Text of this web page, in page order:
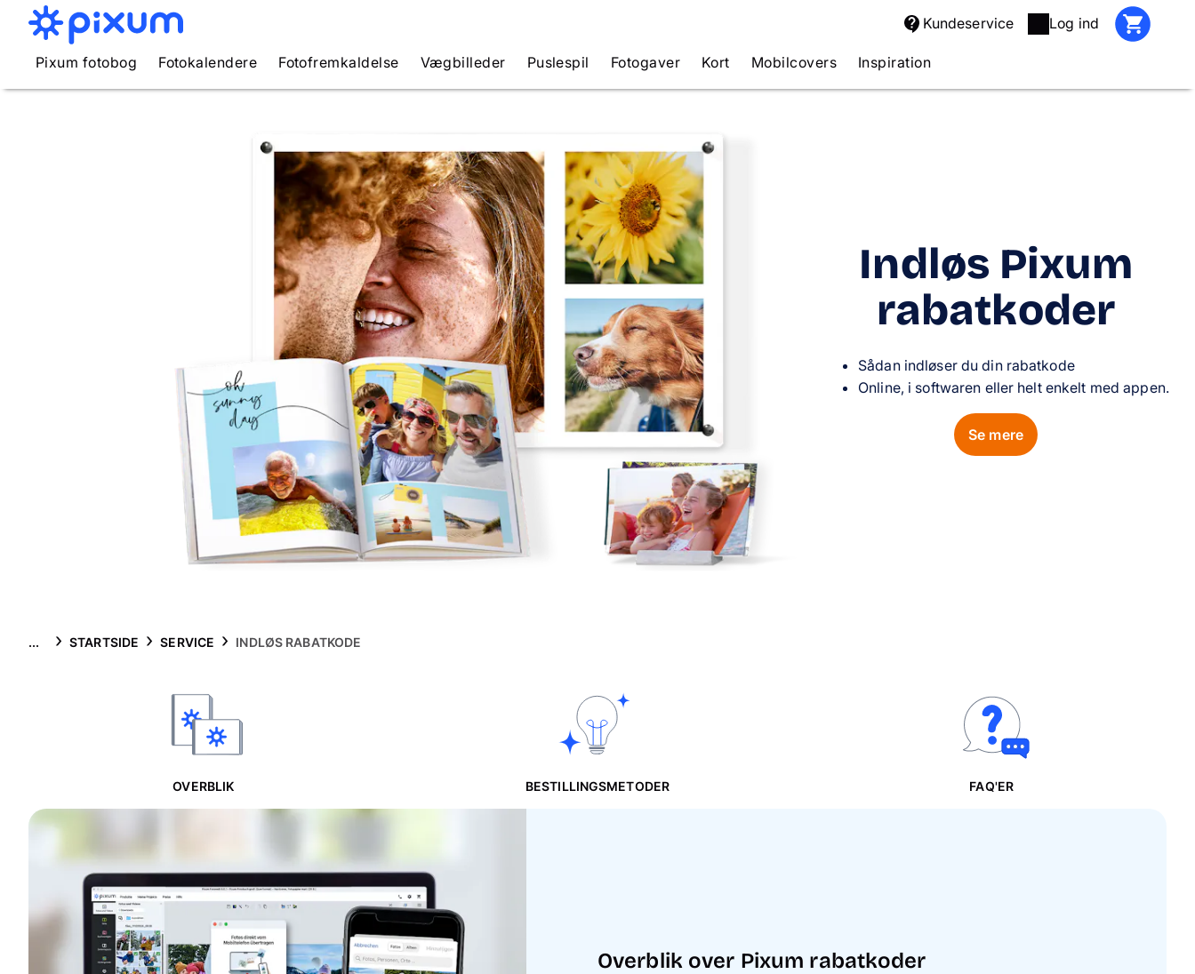
Kundeservice Log ind
Pixum fotobog Fotokalendere Fotofremkaldelse Vægbilleder Puslespil Fotogaver Kort Mobilcovers Inspiration
Indløs Pixum
rabatkoder
Sådan indløser du din rabatkode
Online, i softwaren eller helt enkelt med appen.
Se mere
... STARTSIDE SERVICE INDLØS RABATKODE
OVERBLIK BESTILLINGSMETODER FAQ'ER
Overblik over Pixum rabatkoder